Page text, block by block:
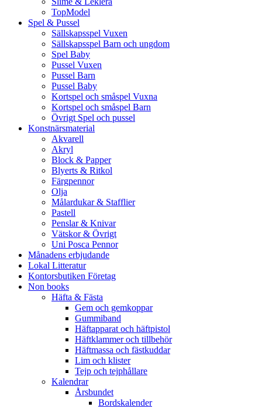
TopModel
Spel & Pussel
Sällskapsspel Vuxen
Sällskapsspel Barn och ungdom
Spel Baby
Pussel Vuxen
Pussel Barn
Pussel Baby
Kortspel och småspel Vuxna
Kortspel och småspel Barn
Övrigt Spel och pussel
Konstnärsmaterial
Akvarell
Akryl
Block & Papper
Blyerts & Ritkol
Färgpennor
Olja
Målardukar & Stafflier
Pastell
Penslar & Knivar
Vätskor & Övrigt
Uni Posca Pennor
Månadens erbjudande
Lokal Litteratur
Kontorsbutiken Företag
Non books
Häfta & Fästa
Gem och gemkoppar
Gummiband
Häftapparat och häftpistol
Häftklammer och tillbehör
Häftmassa och fästkuddar
Lim och klister
Tejp och tejphållare
Kalendrar
Årsbundet
Bordskalender